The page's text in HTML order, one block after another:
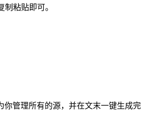
粘贴即可。
你管理所有的源，并在文末一键生成完